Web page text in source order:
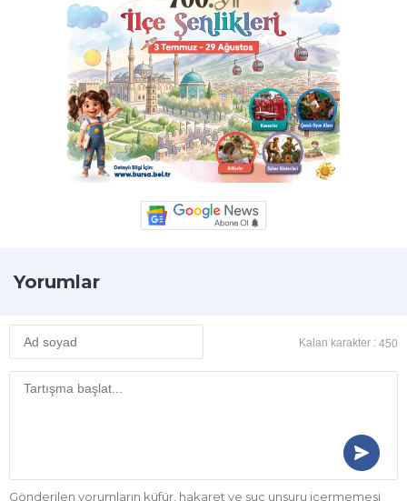
Yorumlar
Kalan karakter : 450
Gönderilen yorumların küfür, hakaret ve suç unsuru içermemesi